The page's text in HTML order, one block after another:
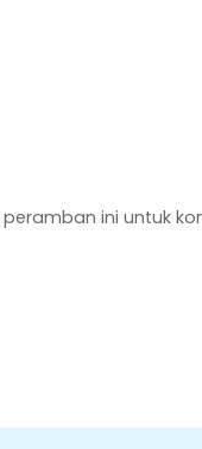
ini untuk